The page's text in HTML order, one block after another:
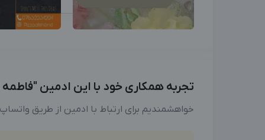
تجربه همکاری خود با این ادمین "فاطمه
خواهشمندیم برای ارتباط با ادمین از طریق